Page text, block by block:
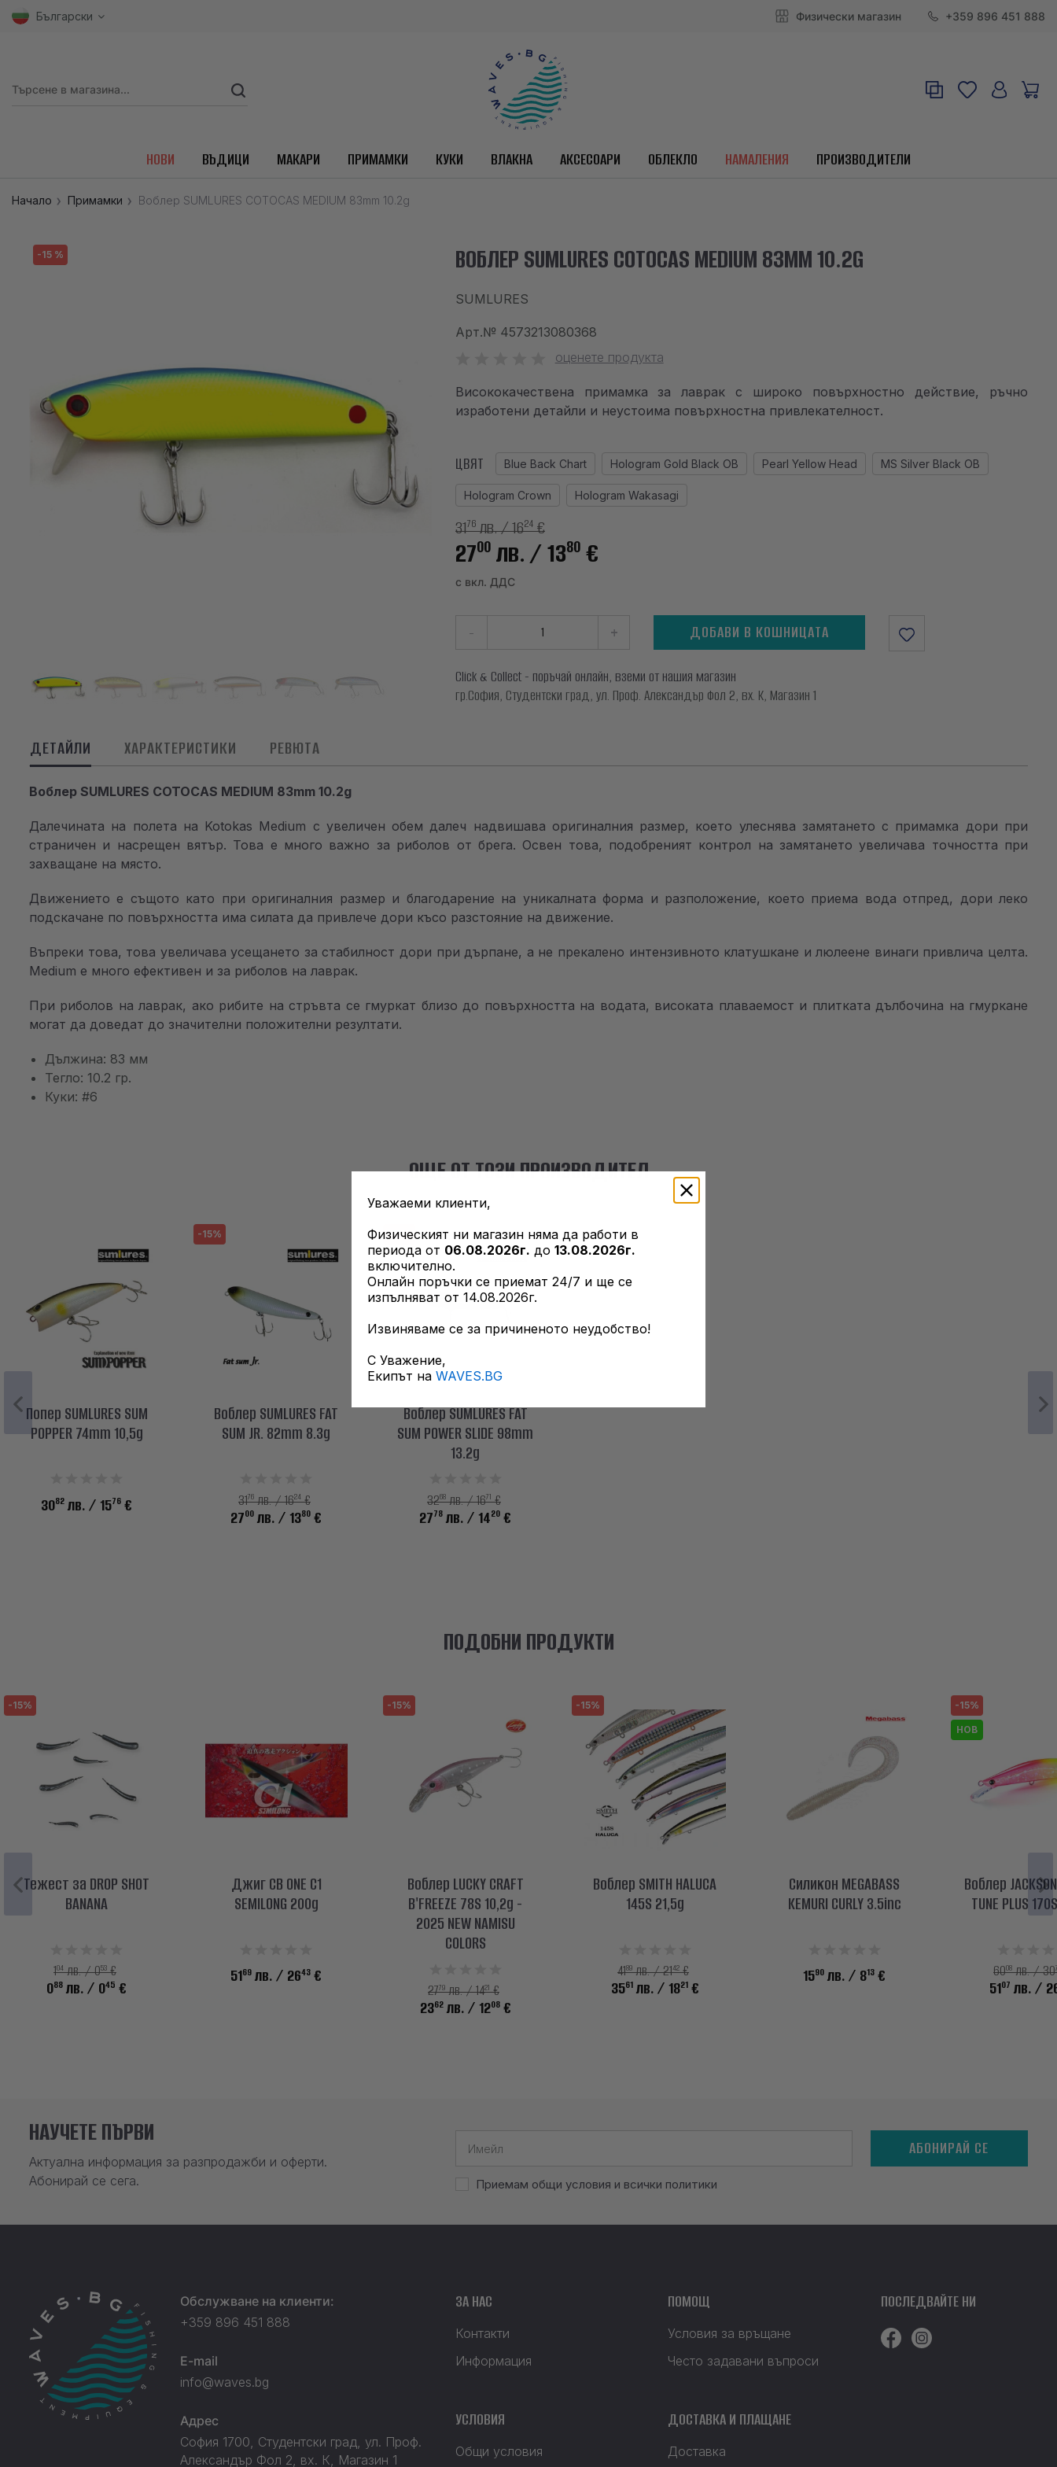
Български Физически магазин +359 896 451 888
НОВИ ВЪДИЦИ МАКАРИ ПРИМАМКИ КУКИ ВЛАКНА АКСЕСОАРИ ОБЛЕКЛО НАМАЛЕНИЯ ПРОИЗВОДИТЕЛИ
Начало Примамки Воблер SUMLURES COTOCAS MEDIUM 83mm 10.2g
-15 % ВОБЛЕР SUMLURES COTOCAS MEDIUM 83MM 10.2G
SUMLURES
Арт.№ 4573213080368
оценете продукта
Висококачествена примамка за лаврак с широко повърхностно действие, ръчно
изработени детайли и неустоима повърхностна привлекателност.
ЦВЯТ Blue Back Chart Hologram Gold Black OB Pearl Yellow Head MS Silver Black OB
Hologram Crown Hologram Wakasagi
3176лв./ 1624€
2700лв./ 1380€
с вкл. ДДС
- + ДОБАВИ В КОШНИЦАТА
Click & Collect - поръчай онлайн, вземи от нашия магазин
гр.София, Студентски град, ул. Проф. Александър Фол 2, вх. К, Магазин 1
ДЕТАЙЛИ ХАРАКТЕРИСТИКИ РЕВЮТА
Воблер SUMLURES COTOCAS MEDIUM 83mm 10.2g
Далечината на полета на Kotokas Medium с увеличен обем далеч надвишава оригиналния размер, което улеснява замятането с примамка дори при
страничен и насрещен вятър. Това е много важно за риболов от брега. Освен това, подобреният контрол на замятането увеличава точността при
захващане на място.
Движението е същото като при оригиналния размер и благодарение на уникалната форма и разположение, което приема вода отпред, дори леко
подскачане по повърхността има силата да привлече дори късо разстояние на движение.
Въпреки това, това увеличава усещането за стабилност дори при дърпане, а не прекалено интензивното клатушкане и люлеене винаги привлича целта.
Medium е много ефективен и за риболов на лаврак.
При риболов на лаврак, ако рибите на стръвта се гмуркат близо до повърхността на водата, високата плаваемост и плитката дълбочина на гмуркане
могат да доведат до значителни положителни резултати.
Дължина: 83 мм
Тегло: 10.2 гр.
Куки: #6
ОЩЕ ОТ ТОЗИ ПРОИЗВОДИТЕЛ
Попер SUMLURES SUM
POPPER 74mm 10,5g
3082 лв./ 1576 €
-15%
Воблер SUMLURES FAT
SUM JR. 82mm 8.3g
3176лв. / 1624€
2700 лв./ 1380 €
-15%
Воблер SUMLURES FAT
SUM POWER SLIDE 98mm
13.2g
3268лв. / 1671€
2778 лв./ 1420 €
ПОДОБНИ ПРОДУКТИ
-15%
Тежест за DROP SHOT
BANANA
104лв. / 053€
088 лв./ 045 €
Джиг CB ONE C1
SEMILONG 200g
5169 лв./ 2643 €
-15%
Воблер LUCKY CRAFT
B'FREEZE 78S 10,2g -
2025 NEW NAMISU
COLORS
2779лв. / 1421€
2362лв./ 1208€
-15%
Воблер SMITH HALUCA
145S 21,5g
4189лв. / 2142€
3561лв./ 1821€
Силикон MEGABASS
KEMURI CURLY 3.5inc
1590 лв./ 813 €
-15%
НОВ
Воблер
TUNE PLUS
6008лв. / 30
5107 лв./
НАУЧЕТЕ ПЪРВИ
Актуална информация за разпродажби и оферти.
Абонирай се сега.
Приемам общи условия и всички политики
АБОНИРАЙ СЕ
Обслужване на клиенти:
+359 896 451 888
E-mail
info@waves.bg
Адрес
София 1700, Студентски град, ул. Проф.
Александър Фол 2, вх. К, Магазин 1
ЗА НАС
Контакти
Информация
ПОМОЩ
Условия за връщане
Често задавани въпроси
УСЛОВИЯ
Общи условия
ДОСТАВКА И ПЛАЩАНЕ
Доставка
ПОСЛЕДВАЙТЕ НИ
Уважаеми клиенти,
Физическият ни магазин няма да работи в
периода от 06.08.2026г. до 13.08.2026г.
включително.
Онлайн поръчки се приемат 24/7 и ще се
изпълняват от 14.08.2026г.
Извиняваме се за причиненото неудобство!
С Уважение,
Екипът на WAVES.BG